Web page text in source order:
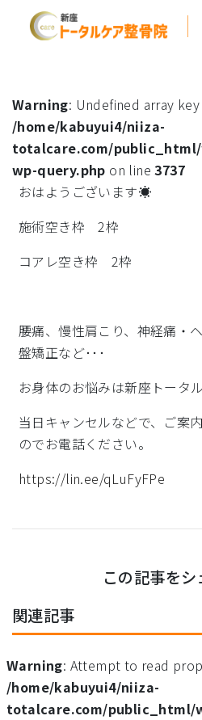
Warning: Undefined array key
/home/kabuyui4/niiza-
totalcare.com/
wp-query.php on line3737
おはようございます☀
施術空き枠 2枠
コアレ空き枠 2枠
腰痛、慢性肩こり、神経痛・
盤矯正など･･･
お身体のお悩みは新座トータ
当日キャンセルなどで、ご案
のでお電話ください。
https://lin.ee/qLuFyFPe
この記事をシ
関連記事
Warning: Attempt to read
/home/kabuyui4/niiza-
totalcare.com/public_html/